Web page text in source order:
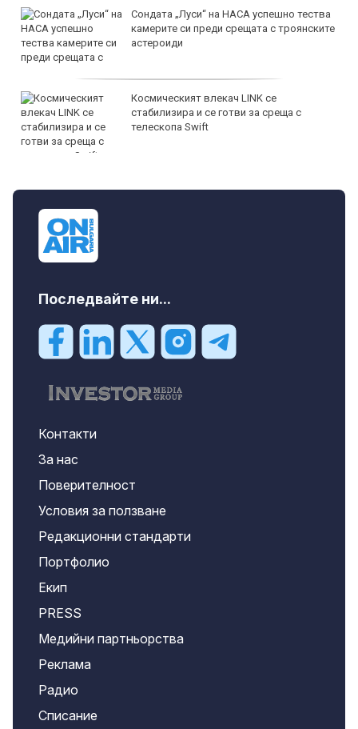
Сондата „Луси“ на НАСА успешно тества
камерите си преди срещата с троянските
астероиди
Космическият влекач LINK се
стабилизира и се готви за среща с
телескопа Swift
Последвайте ни...
Контакти
За нас
Поверителност
Условия за ползване
Редакционни стандарти
Портфолио
Екип
PRESS
Медийни партньорства
Реклама
Радио
Списание